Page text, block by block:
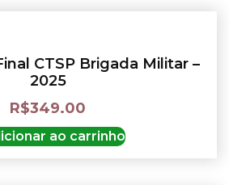
CTSP Brigada Militar –
2025
R$349.00
ao carrinho